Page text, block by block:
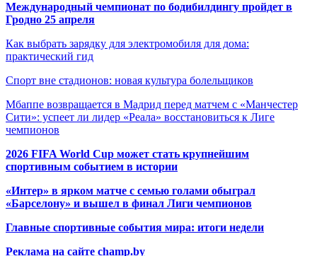
Международный чемпионат по бодибилдингу пройдет в
Гродно 25 апреля
Как выбрать зарядку для электромобиля для дома:
практический гид
Спорт вне стадионов: новая культура болельщиков
Мбаппе возвращается в Мадрид перед матчем с «Манчестер
Сити»: успеет ли лидер «Реала» восстановиться к Лиге
чемпионов
2026 FIFA World Cup может стать крупнейшим
спортивным событием в истории
«Интер» в ярком матче с семью голами обыграл
«Барселону» и вышел в финал Лиги чемпионов
Главные спортивные события мира: итоги недели
Реклама на сайте champ.by